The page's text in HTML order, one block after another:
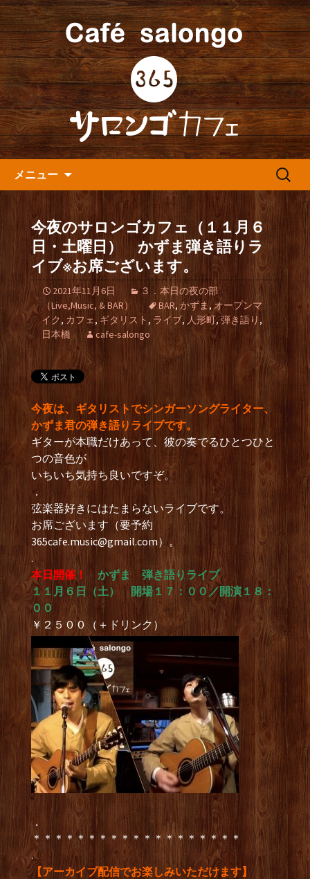
人形町の『365(サロンゴ)カフ
ェ』よりお知らせ
人形町の音楽カフェ『365カフェ』より
最新情報をお届けします。
メニュー
検
今夜のサロンゴカフェ（１１月６
日・土曜日） かずま弾き語りラ
イブ※お席ございます。
2021年11月6日
３．本日の夜の部
（Live,Music, & BAR）
BAR, かずま, オープンマ
イク, カフェ, ギタリスト , ライブ, 人形町,弾き語り ,
日本橋
cafe-salongo
今夜は、ギタリストでシンガーソングライター、
かずま君の弾き語りライブです。
ギターが本職だけあって、彼の奏でるひとつひと
つの音色が
いちいち気持ち良いですぞ。
．
弦楽器好きにはたまらないライブです。
お席ございます（要予約
365cafe.music@gmail.com）。
.
本日開催！
かずま 弾き語りライブ
１１月６日（土） 開場１７：００／開演１８：
００
￥２５００（＋ドリンク）
．
＊＊＊＊＊＊＊＊＊＊＊＊＊＊＊＊＊＊＊
.
【アーカイブ配信でお楽しみいただけます】